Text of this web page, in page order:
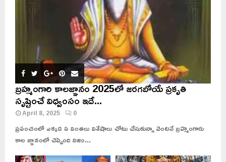
బ్రహ్మంగారి కాలజ్ఞానం 2025లో జరగబోయే ప్రకృతి
సృష్టించే విధ్వంసం ఇదే...
April 8, 2025 0
ప్రపంచంలో ఎక్కడ ఏ వింతలు విశేషాలు చోటు చేసుకున్నా వెంటనే బ్రహ్మంగారు
కాల జ్ఞానంలో చెప్పింది నిజం...